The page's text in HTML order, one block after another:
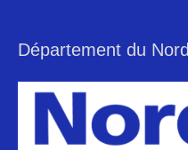
Département du Nord